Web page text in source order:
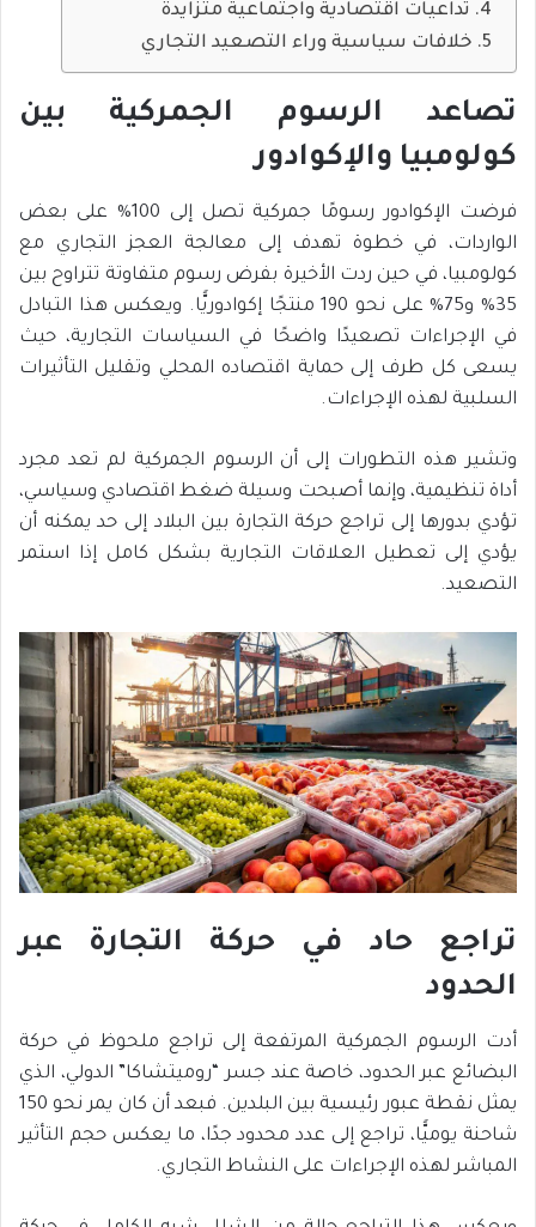
تداعيات اقتصادية واجتماعية متزايدة
خلافات سياسية وراء التصعيد التجاري
تصاعد الرسوم الجمركية بين
كولومبيا والإكوادور
فرضت الإكوادور رسومًا جمركية تصل إلى 100% على بعض
الواردات، في خطوة تهدف إلى معالجة العجز التجاري مع
كولومبيا، في حين ردت الأخيرة بفرض رسوم متفاوتة تتراوح بين
35% و75% على نحو 190 منتجًا إكوادوريًّا. ويعكس هذا التبادل
في الإجراءات تصعيدًا واضحًا في السياسات التجارية، حيث
يسعى كل طرف إلى حماية اقتصاده المحلي وتقليل التأثيرات
السلبية لهذه الإجراءات.
وتشير هذه التطورات إلى أن الرسوم الجمركية لم تعد مجرد
أداة تنظيمية، وإنما أصبحت وسيلة ضغط اقتصادي وسياسي،
تؤدي بدورها إلى تراجع حركة التجارة بين البلاد إلى حد يمكنه أن
يؤدي إلى تعطيل العلاقات التجارية بشكل كامل إذا استمر
التصعيد.
تراجع حاد في حركة التجارة عبر
الحدود
أدت الرسوم الجمركية المرتفعة إلى تراجع ملحوظ في حركة
البضائع عبر الحدود، خاصة عند جسر “روميتشاكا” الدولي، الذي
يمثل نقطة عبور رئيسية بين البلدين. فبعد أن كان يمر نحو 150
شاحنة يوميًّا، تراجع إلى عدد محدود جدًا، ما يعكس حجم التأثير
المباشر لهذه الإجراءات على النشاط التجاري.